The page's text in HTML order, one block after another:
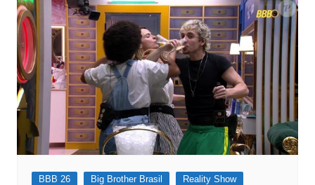
BBB 26 Big Brother Brasil Reality Show